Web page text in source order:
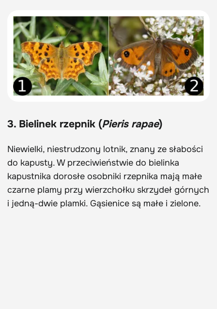
3. Bielinek rzepnik (Pieris rapae)
Niewielki, niestrudzony lotnik, znany ze słabości
do kapusty. W przeciwieństwie do bielinka
kapustnika dorosłe osobniki rzepnika mają małe
czarne plamy przy wierzchołku skrzydeł górnych
i jedną-dwie plamki. Gąsienice są małe i zielone.